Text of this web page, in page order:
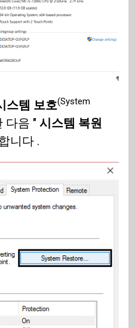
스템 보호(System
다음 "시스템 복원
니다 .